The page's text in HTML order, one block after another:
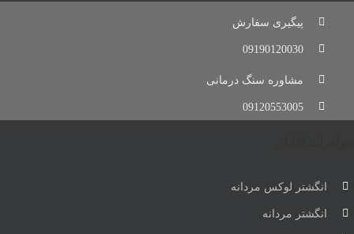
پیگیری سفارش
09190120030
مشاوره سنگ درمانی
09120553005
انگشتر لوکس مردانه
انگشتر مردانه